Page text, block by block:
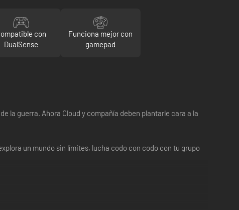
con
DualSense
Funciona mejor con
gamepad
la guerra. Ahora Cloud y compañía deben plantarle cara a la
un mundo sin límites, lucha codo con codo con tu grupo